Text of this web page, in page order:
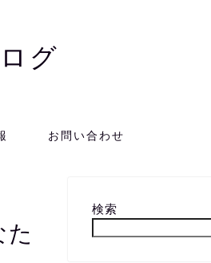
グ
お問い合わせ
た
検索